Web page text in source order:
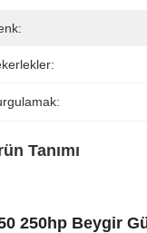
Tanımı
250hp Beygir